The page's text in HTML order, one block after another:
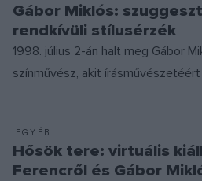
Gábor Miklós:
rendkívüli stílusérzék
1998. július 2-án halt meg Gábor
színművész, akit
EGYÉB
Hősök tere: virtuális
Ferencről és Gábor